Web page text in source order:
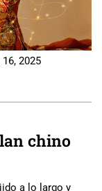
2025
chino
a lo largo y